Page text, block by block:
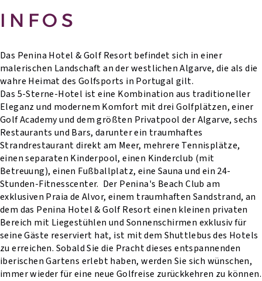
INFOS
Das Penina Hotel & Golf Resort befindet sich in einer
malerischen Landschaft an der westlichen Algarve, die als die
wahre Heimat des Golfsports in Portugal gilt.
Das 5-Sterne-Hotel ist eine Kombination aus traditioneller
Eleganz und modernem Komfort mit drei Golfplätzen, einer
Golf Academy und dem größten Privatpool der Algarve, sechs
Restaurants und Bars, darunter ein traumhaftes
Strandrestaurant direkt am Meer, mehrere Tennisplätze,
einen separaten Kinderpool, einen Kinderclub (mit
Betreuung), einen Fußballplatz, eine Sauna und ein 24-
Stunden-Fitnesscenter. Der Penina's Beach Club am
exklusiven Praia de Alvor, einem traumhaften Sandstrand, an
dem das Penina Hotel & Golf Resort einen kleinen privaten
Bereich mit Liegestühlen und Sonnenschirmen exklusiv für
seine Gäste reserviert hat, ist mit dem Shuttlebus des Hotels
zu erreichen. Sobald Sie die Pracht dieses entspannenden
iberischen Gartens erlebt haben, werden Sie sich wünschen,
immer wieder für eine neue Golfreise zurückkehren zu können.